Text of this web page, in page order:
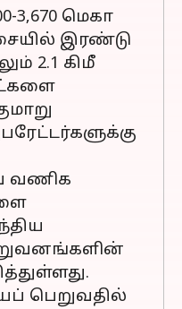
3,670 மெகா
இரண்டு
2.1 கிமீ
வணிக
பெறுவதில்